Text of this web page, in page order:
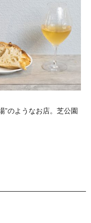
”のようなお店。芝公園